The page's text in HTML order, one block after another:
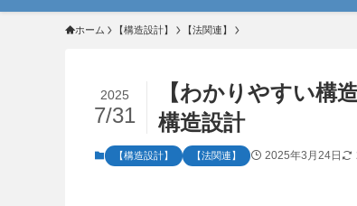
ホーム 【構造設計】 【法関連】
【わかりやすい構
構造設計
2025
7/31
【構造設計】 【法関連】 2025年3月24日